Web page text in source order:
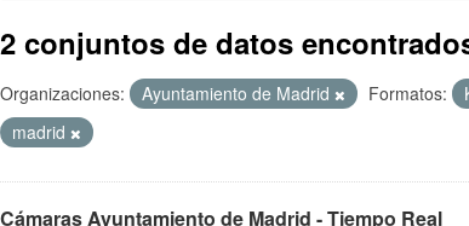
2 conjuntos de datos
Organizaciones: Ayuntamiento de Madrid Formatos:
madrid
Cámaras Ayuntamiento de Madrid - Tiempo Real